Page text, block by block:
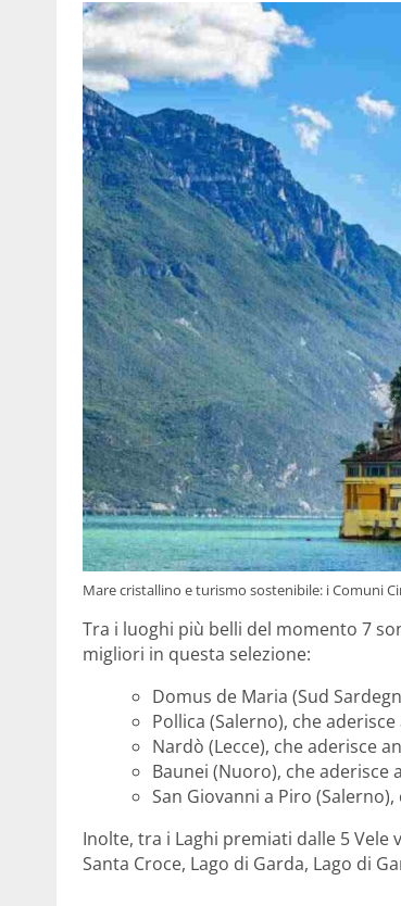
Mare cristallino e turismo sostenibile: i Comuni
Tra i luoghi più belli del momento 7
migliori in questa selezione:
Domus de Maria (Sud
Pollica (Salerno), che
Nardò (Lecce), che aderisce
Baunei (Nuoro), che aderisce
San Giovanni a Piro
Inolte, tra i Laghi premiati dalle 5 Vele
Santa Croce, Lago di Garda, Lago di